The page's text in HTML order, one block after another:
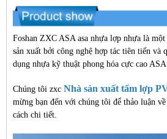
Foshan ZXC ASA asa nhựa lợp nhựa là
sản xuất bởi công nghệ hợp tác tiên tiến và
dụng nhựa kỹ thuật phong hóa cực cao
Chúng tôi zxc Nhà sản xuất tấm lợp
mừng bạn đến với chúng tôi để thảo luận
cách chi tiết.